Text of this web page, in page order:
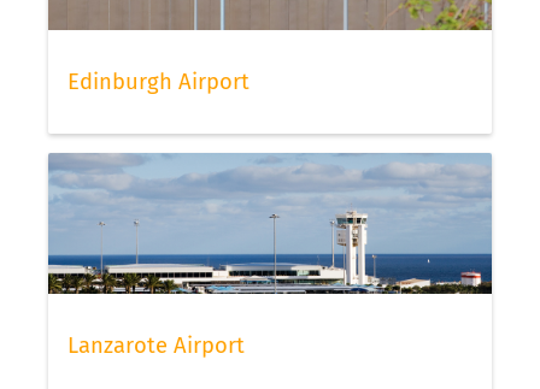
Edinburgh Airport
Lanzarote Airport